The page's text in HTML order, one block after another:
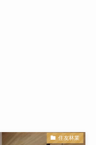
住友林業